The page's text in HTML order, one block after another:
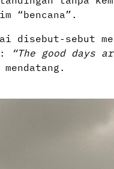
“bencana”.
disebut-sebut
“The good days